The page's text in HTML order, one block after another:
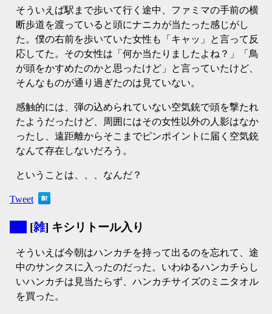
そういえば駅まで歩いて行く途中、ファミマの手前の横
断歩道を渡っていると頭にナニカが当たった感じがし
た。僕の右前を歩いていた女性も「キャッ」と言って反
応してた。その女性は「何か当たりましたよね？」「鳥
が頭をかすめたのかと思ったけど」と言っていたけど、
そんなものが通り過ぎたのは見ていない。
感触的には、弾の込められていない空気銃で頭を撃たれ
たようだったけど、周囲にはその女性以外の人影はなか
ったし、遠距離からそこまでピンポイントに届く空気銃
なんて存在しないだろう。
ということは、、、なんだ？
Tweet
[雑] キシリトール入り
そういえば今朝はハンカチを持って出るのを忘れて、途
中のサンクスに入ったのだった。いわゆるハンカチらし
いハンカチは見当たらず、ハンカチサイズのミニタオル
を買った。